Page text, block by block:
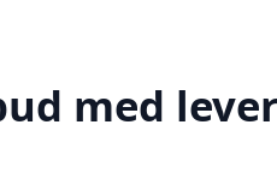
med